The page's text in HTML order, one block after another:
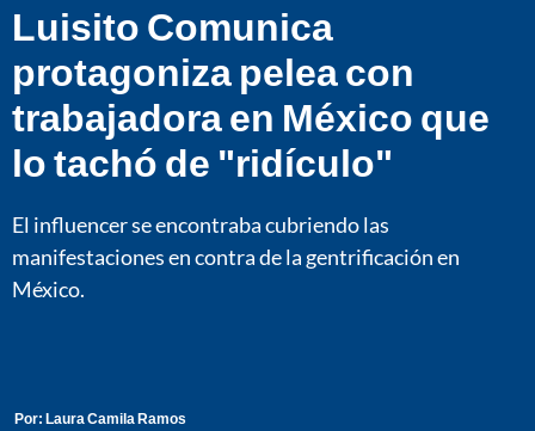
Luisito Comunica
protagoniza pelea con
trabajadora en México que
lo tachó de "ridículo"
El influencer se encontraba cubriendo las
manifestaciones en contra de la gentrificación en
México.
Por: Laura Camila Ramos